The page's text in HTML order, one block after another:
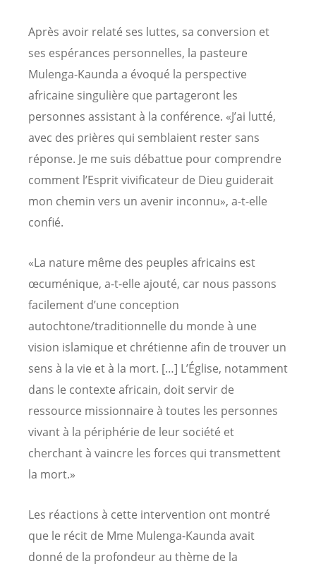
Après avoir relaté ses luttes, sa conversion et
ses espérances personnelles, la pasteure
Mulenga-Kaunda a évoqué la perspective
africaine singulière que partageront les
personnes assistant à la conférence. «J’ai lutté,
avec des prières qui semblaient rester sans
réponse. Je me suis débattue pour comprendre
comment l’Esprit vivificateur de Dieu guiderait
mon chemin vers un avenir inconnu», a-t-elle
confié.
«La nature même des peuples africains est
œcuménique, a-t-elle ajouté, car nous passons
facilement d’une conception
autochtone/traditionnelle du monde à une
vision islamique et chrétienne afin de trouver un
sens à la vie et à la mort. […] L’Église, notamment
dans le contexte africain, doit servir de
ressource missionnaire à toutes les personnes
vivant à la périphérie de leur société et
cherchant à vaincre les forces qui transmettent
la mort.»
Les réactions à cette intervention ont montré
que le récit de Mme Mulenga-Kaunda avait
donné de la profondeur au thème de la